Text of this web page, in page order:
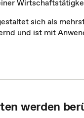
sich als
und ist mit
werden